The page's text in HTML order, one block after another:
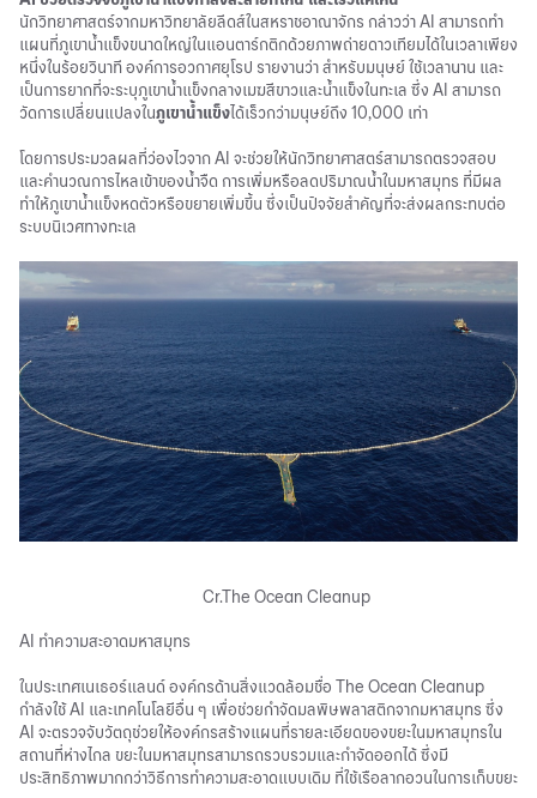
นักวิทยาศาสตร์จากมหาวิทยาลัยลีดส์ในสหราชอาณาจักร กล่าวว่า AI สามารถทำ
แผนที่ภูเขาน้ำแข็งขนาดใหญ่ในแอนตาร์กติกด้วยภาพถ่ายดาวเทียมได้ในเวลาเพียง
หนึ่งในร้อยวินาที องค์การอวกาศยุโรป รายงานว่า สำหรับมนุษย์ ใช้เวลานาน และ
เป็นการยากที่จะระบุภูเขาน้ำแข็งกลางเมฆสีขาวและน้ำแข็งในทะเล ซึ่ง AI สามารถ
วัดการเปลี่ยนแปลงในภูเขาน้ำแข็งได้เร็วกว่ามนุษย์ถึง 10,000 เท่า
โดยการประมวลผลที่ว่องไวจาก AI จะช่วยให้นักวิทยาศาสตร์สามารถตรวจสอบ
และคำนวณการไหลเข้าของน้ำจืด การเพิ่มหรือลดปริมาณน้ำในมหาสมุทร ที่มีผล
ทำให้ภูเขาน้ำแข็งหดตัวหรือขยายเพิ่มขึ้น ซึ่งเป็นปัจจัยสำคัญที่จะส่งผลกระทบต่อ
ระบบนิเวศทางทะเล
Cr.The Ocean Cleanup
AI ทำความสะอาดมหาสมุทร
ในประเทศเนเธอร์แลนด์ องค์กรด้านสิ่งแวดล้อมชื่อ The Ocean Cleanup
กำลังใช้ AI และเทคโนโลยีอื่น ๆ เพื่อช่วยกำจัดมลพิษพลาสติกจากมหาสมุทร ซึ่ง
AI จะตรวจจับวัตถุช่วยให้องค์กรสร้างแผนที่รายละเอียดของขยะในมหาสมุทรใน
สถานที่ห่างไกล ขยะในมหาสมุทรสามารถรวบรวมและกำจัดออกได้ ซึ่งมี
ประสิทธิภาพมากกว่าวิธีการทำความสะอาดแบบเดิม ที่ใช้เรือลากอวนในการเก็บขยะ